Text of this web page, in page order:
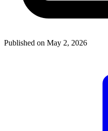
Published on May 2, 2026